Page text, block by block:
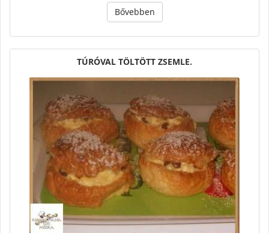
Bővebben
TÚRÓVAL TÖLTÖTT ZSEMLE.